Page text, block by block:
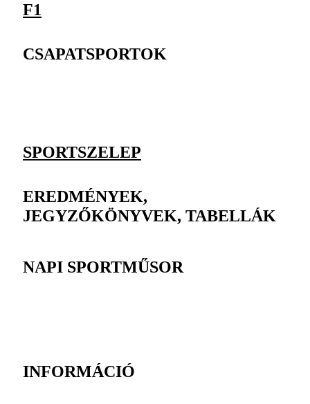
F1
CSAPATSPORTOK
SPORTSZELEP
EREDMÉNYEK,
JEGYZŐKÖNYVEK, TABELLÁK
NAPI SPORTMŰSOR
INFORMÁCIÓ